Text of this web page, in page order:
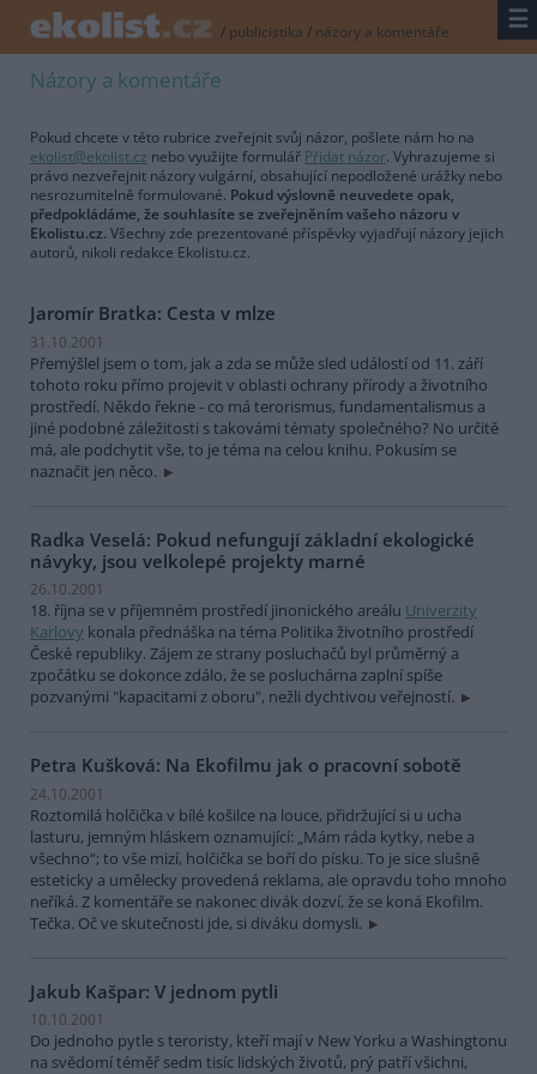
/ publicistika / názory a komentáře ☰
Názory a komentáře
Pokud chcete v této rubrice zveřejnit svůj názor, pošlete nám ho na
ekolist@ekolist.cz nebo využijte formulář Přidat názor. Vyhrazujeme si
právo nezveřejnit názory vulgární, obsahující nepodložené urážky nebo
nesrozumitelně formulované. Pokud výslovně neuvedete opak,
předpokládáme, že souhlasíte se zveřejněním vašeho názoru v
Ekolistu.cz. Všechny zde prezentované příspěvky vyjadřují názory jejich
autorů, nikoli redakce Ekolistu.cz.
Jaromír Bratka: Cesta v mlze
31.10.2001
Přemýšlel jsem o tom, jak a zda se může sled událostí od 11. září
tohoto roku přímo projevit v oblasti ochrany přírody a životního
prostředí. Někdo řekne - co má terorismus, fundamentalismus a
jiné podobné záležitosti s takovámi tématy společného? No určitě
má, ale podchytit vše, to je téma na celou knihu. Pokusím se
naznačit jen něco.
Radka Veselá: Pokud nefungují základní ekologické
návyky, jsou velkolepé projekty marné
26.10.2001
18. října se v příjemném prostředí jinonického areálu Univerzity
Karlovy konala přednáška na téma Politika životního prostředí
České republiky. Zájem ze strany posluchačů byl průměrný a
zpočátku se dokonce zdálo, že se posluchárna zaplní spíše
pozvanými "kapacitami z oboru", nežli dychtivou veřejností.
Petra Kušková: Na Ekofilmu jak o pracovní sobotě
24.10.2001
Roztomilá holčička v bílé košilce na louce, přidržující si u ucha
lasturu, jemným hláskem oznamující: „Mám ráda kytky, nebe a
všechno“; to vše mizí, holčička se boří do písku. To je sice slušně
esteticky a umělecky provedená reklama, ale opravdu toho mnoho
neříká. Z komentáře se nakonec divák dozví, že se koná Ekofilm.
Tečka. Oč ve skutečnosti jde, si diváku domysli.
Jakub Kašpar: V jednom pytli
10.10.2001
Do jednoho pytle s teroristy, kteří mají v New Yorku a Washingtonu
na svědomí téměř sedm tisíc lidských životů, prý patří všichni,